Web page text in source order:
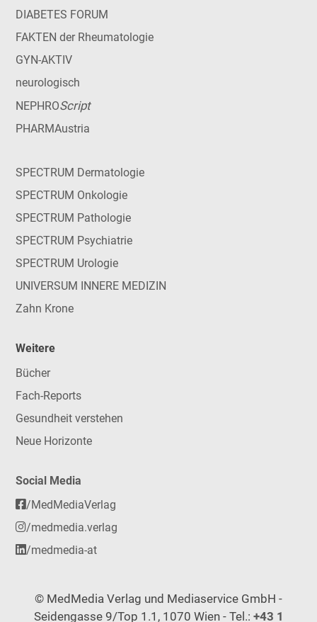
DIABETES FORUM
FAKTEN der Rheumatologie
GYN-AKTIV
neurologisch
NEPHROScript
PHARMAustria
SPECTRUM Dermatologie
SPECTRUM Onkologie
SPECTRUM Pathologie
SPECTRUM Psychiatrie
SPECTRUM Urologie
UNIVERSUM INNERE MEDIZIN
Zahn Krone
Weitere
Bücher
Fach-Reports
Gesundheit verstehen
Neue Horizonte
Social Media
/MedMediaVerlag
/medmedia.verlag
/medmedia-at
© MedMedia Verlag und Mediaservice GmbH -
Seidengasse 9/Top 1.1, 1070 Wien - Tel.: +43 1